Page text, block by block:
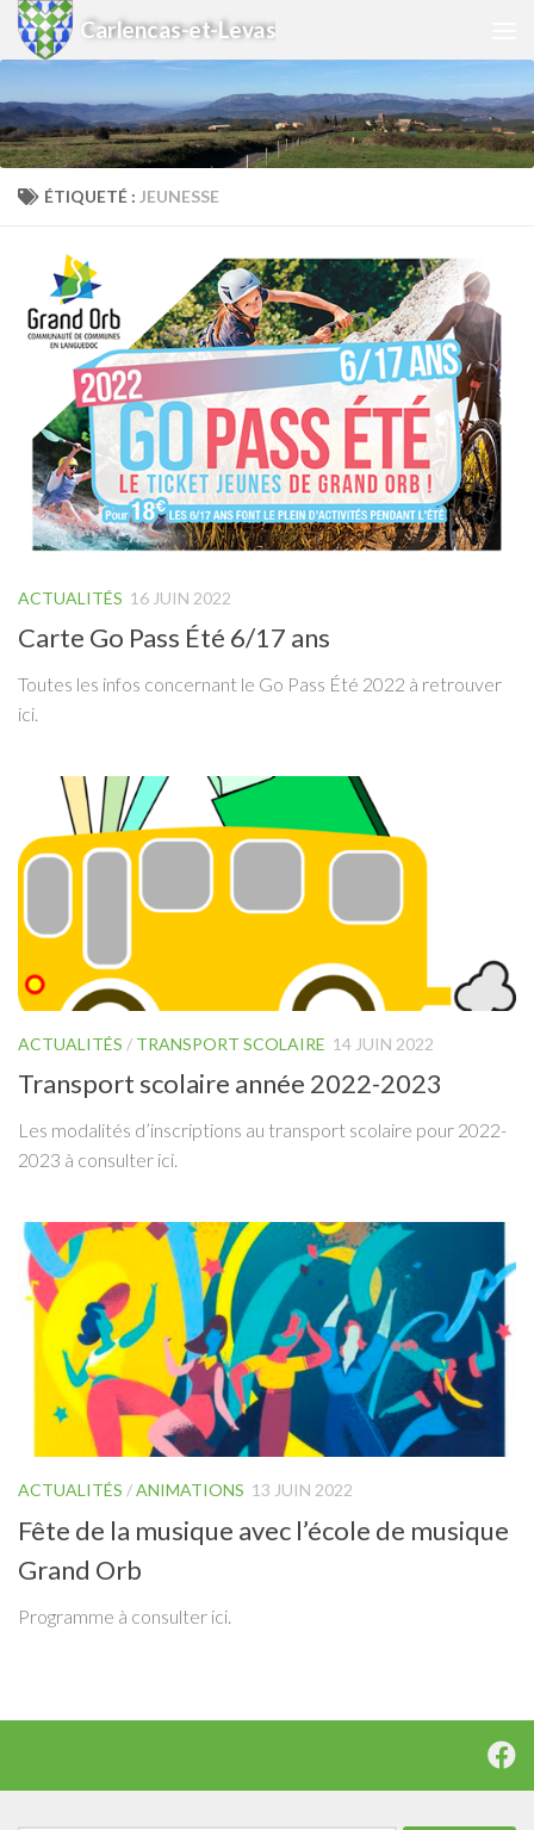
Skip to content
Carlencas-et-Levas
ÉTIQUETÉ : JEUNESSE
ACTUALITÉS 16 JUIN 2022
Carte Go Pass Été 6/17 ans
Toutes les infos concernant le Go Pass Été 2022 à retrouver
ici.
ACTUALITÉS / TRANSPORT SCOLAIRE 14 JUIN 2022
Transport scolaire année 2022-2023
Les modalités d’inscriptions au transport scolaire pour 2022-
2023 à consulter ici.
ACTUALITÉS /ANIMATIONS 13 JUIN 2022
Fête de la musique avec l’école de musique
Grand Orb
Programme à consulter ici.